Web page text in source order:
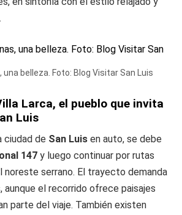
belleza. Foto: Blog Visitar San Luis
Larca, el pueblo que invita
Luis
ciudad de San Luis en auto, se debe
147 y luego continuar por rutas
noreste serrano. El trayecto demanda
aunque el recorrido ofrece paisajes
parte del viaje. También existen